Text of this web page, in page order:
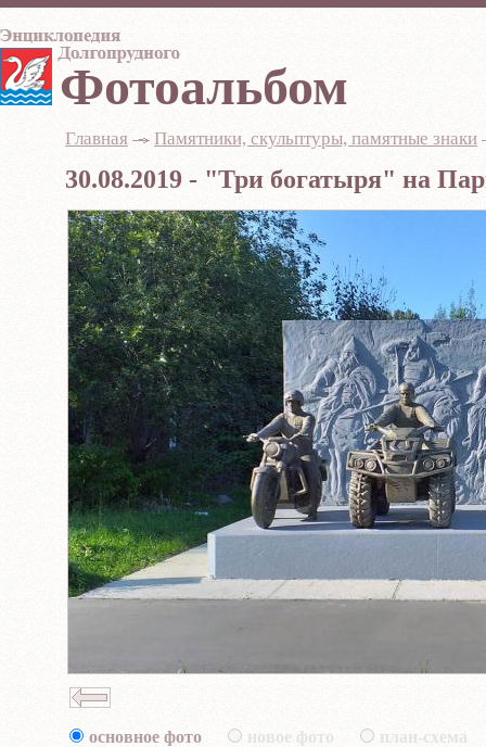
Фотоальбом
Главная - Памятники, скульптуры, памятные знаки
30.08.2019 - "Три богатыря" на
основное фото новое фото план-схема